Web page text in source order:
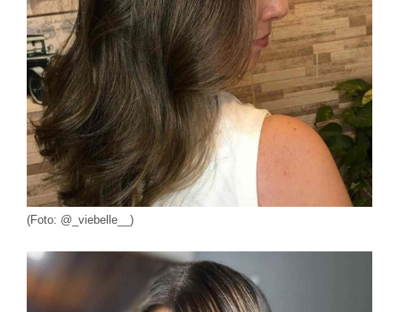
(Foto: @_viebelle__)